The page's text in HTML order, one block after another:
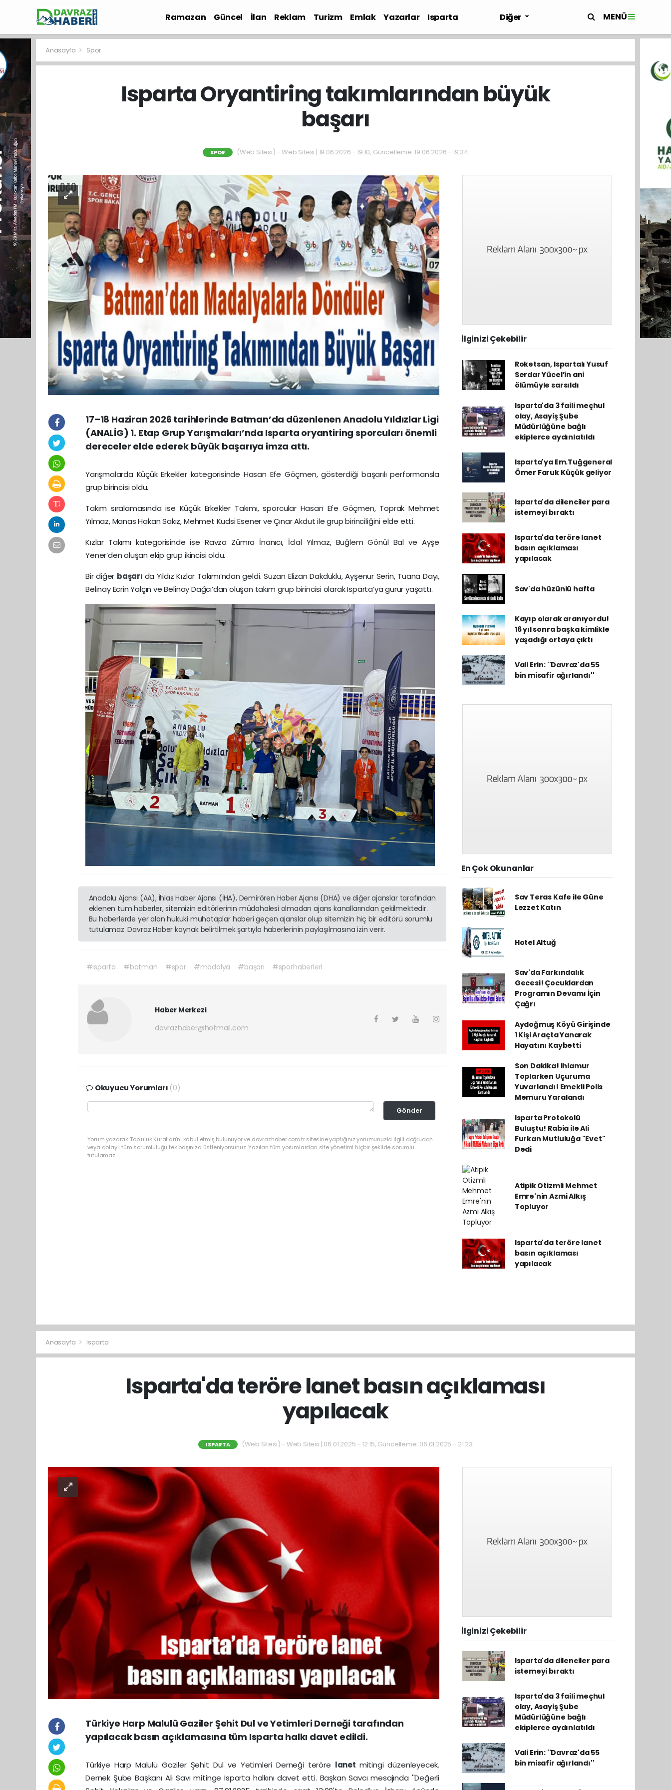
Ramazan Güncel İlan Reklam Turizm Emlak Yazarlar
Isparta
Diğer MENÜ
Anasayfa Spor
Isparta Oryantiring takımlarından büyük
başarı
SPOR (Web Sitesi) - Web Sitesi | 19.06.2026 - 19:10, Güncelleme: 19.06.2026 - 19:34
17–18 Haziran 2026 tarihlerinde Batman’da düzenlenen Anadolu Yıldızlar Ligi
(ANALİG) 1. Etap Grup Yarışmaları’nda Isparta oryantiring sporcuları önemli
dereceler elde ederek büyük başarıya imza attı.
Yarışmalarda Küçük Erkekler kategorisinde Hasan Efe Göçmen, gösterdiği başarılı performansla
grup birincisi oldu.
Takım sıralamasında ise Küçük Erkekler Takımı, sporcular Hasan Efe Göçmen, Toprak Mehmet
Yılmaz, Manas Hakan Sakız, Mehmet Kudsi Esener ve Çınar Akdut ile grup birinciliğini elde etti.
Kızlar Takımı kategorisinde ise Ravza Zümra İnanıcı, İclal Yılmaz, Buğlem Gönül Bal ve Ayşe
Yener’den oluşan ekip grup ikincisi oldu.
Bir diğer başarı da Yıldız Kızlar Takımı’ndan geldi. Suzan Elizan Dakduklu, Ayşenur Serin, Tuana Dayı,
Belinay Ecrin Yalçın ve Belinay Dağcı’dan oluşan takım grup birincisi olarak Isparta’ya gurur yaşattı.
Anadolu Ajansı (AA), İhlas Haber Ajansı (İHA), Demirören Haber Ajansı (DHA) ve diğer ajanslar tarafından
eklenen tüm haberler, sitemizin editörlerinin müdahalesi olmadan ajans kanallarından çekilmektedir.
Bu haberlerde yer alan hukuki muhataplar haberi geçen ajanslar olup sitemizin hiç bir editörü sorumlu
tutulamaz. Davraz Haber kaynak belirtilmek şartıyla haberlerinin paylaşılmasına izin verir.
#ısparta #batman #spor #madalya #başarı #sporhaberleri
Haber Merkezi
davrazhaber@hotmail.com
Okuyucu Yorumları (0)
Gönder
Yorum yazarak Topluluk Kuralları’nı kabul etmiş bulunuyor ve davrazhaber.com.tr sitesine yaptığınız yorumunuzla ilgili doğrudan
veya dolaylı tüm sorumluluğu tek başınıza üstleniyorsunuz. Yazılan tüm yorumlardan site yönetimi hiçbir şekilde sorumlu
tutulamaz.
İlginizi Çekebilir
Roketsan, Ispartalı Yusuf
Serdar Yücel’in ani
ölümüyle sarsıldı
Isparta'da 3 faili meçhul
olay, Asayiş Şube
Müdürlüğüne bağlı
ekiplerce aydınlatıldı
Isparta'ya Em.Tuğgeneral
Ömer Faruk Küçük geliyor
Isparta'da dilenciler para
istemeyi bıraktı
Isparta'da teröre lanet
basın açıklaması
yapılacak
Sav'da hüzünlü hafta
Kayıp olarak aranıyordu!
16 yıl sonra başka kimlikle
yaşadığı ortaya çıktı
Vali Erin: ''Davraz'da 55
bin misafir ağırlandı''
En Çok Okunanlar
Sav Teras Kafe ile Güne
Lezzet Katın
Hotel Altuğ
Sav'da Farkındalık
Gecesi! Çocuklardan
Programın Devamı İçin
Çağrı
Aydoğmuş Köyü Girişinde
1 Kişi Araçta Yanarak
Hayatını Kaybetti
Son Dakika! Ihlamur
Toplarken Uçuruma
Yuvarlandı! Emekli Polis
Memuru Yaralandı
Isparta Protokolü
Buluştu! Rabia ile Ali
Furkan Mutluluğa "Evet"
Dedi
Atipik Otizmli Mehmet
Emre'nin Azmi Alkış
Topluyor
Isparta'da teröre lanet
basın açıklaması
yapılacak
Anasayfa Isparta
Isparta'da teröre lanet basın açıklaması
yapılacak
ISPARTA (Web Sitesi) - Web Sitesi | 06.01.2025 - 12:15, Güncelleme: 06.01.2025 - 21:23
Türkiye Harp Malulü Gaziler Şehit Dul ve Yetimleri Derneği tarafından
yapılacak basın açıklamasına tüm Isparta halkı davet edildi.
Türkiye Harp Malulü Gaziler Şehit Dul ve Yetimleri Derneği teröre lanet mitingi düzenleyecek.
Dernek Şube Başkanı Ali Savı mitinge Isparta halkını davet etti. Başkan Savcı mesajında ''Değerli
İlginizi Çekebilir
Isparta'da dilenciler para
istemeyi bıraktı
Isparta'da 3 faili meçhul
olay, Asayiş Şube
Müdürlüğüne bağlı
ekiplerce aydınlatıldı
Vali Erin: ''Davraz'da 55
bin misafir ağırlandı''